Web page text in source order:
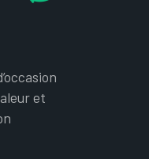
et